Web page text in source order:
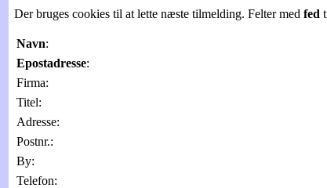
Der bruges cookies til at lette næste tilmelding. Felter med fed
Navn:
Epostadresse:
Firma:
Titel:
Adresse:
Postnr.:
By:
Telefon: